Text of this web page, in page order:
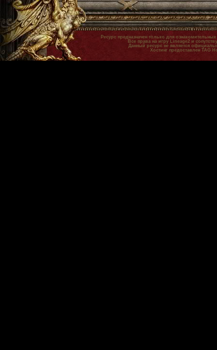
Ресурс предназначен только для
Все права на игру Lineage2 и
Данный ресурс не является
Хостинг предоставлен TAG